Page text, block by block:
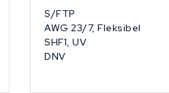
S/FTP
AWG 23/7, Fleksibel
SHF1, UV
DNV